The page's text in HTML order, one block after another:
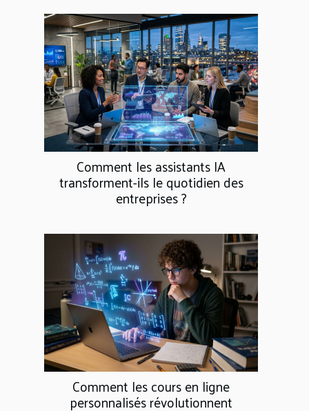
Comment les assistants IA
transforment-ils le quotidien des
entreprises ?
Comment les cours en ligne
personnalisés révolutionnent